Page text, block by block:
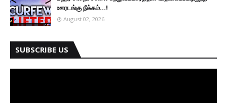
ஊரடங்கு நீக்கம்...!
August 02, 2026
SUBSCRIBE US